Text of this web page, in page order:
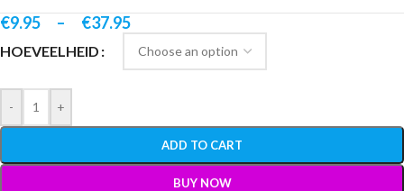
€9.95 – €37.95
HOEVEELHEID
- +
ADD TO CART
BUY NOW